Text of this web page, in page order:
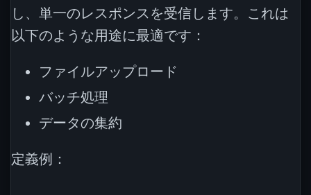
し、単一のレスポンスを受信します。これは
以下のような用途に最適です：
ファイルアップロード
バッチ処理
データの集約
定義例：